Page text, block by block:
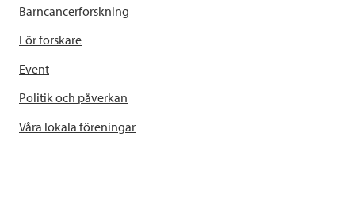
Barncancerforskning
För forskare
Event
Politik och påverkan
Våra lokala föreningar